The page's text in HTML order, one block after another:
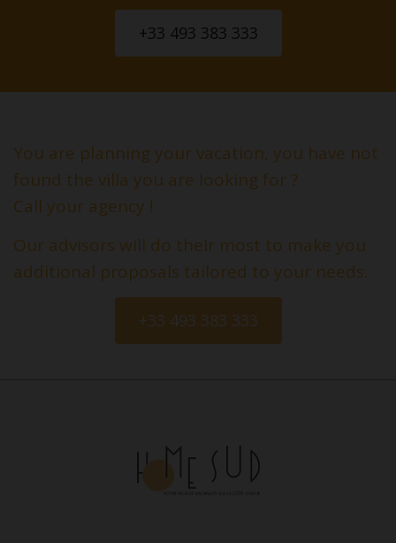
+33 493 383 333
You are planning your vacation, you have not
found the villa you are looking for ?
Call your agency !
Our advisors will do their most to make you
additional proposals tailored to your needs.
+33 493 383 333